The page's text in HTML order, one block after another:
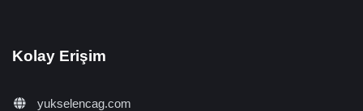
Kolay Erişim
yukselencag.com